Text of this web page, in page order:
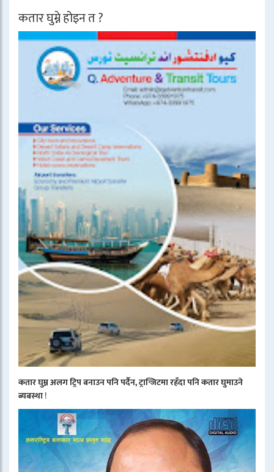
कतार घुम्ने होइन त ?
कतार घुम्न अलग ट्रिप बनाउन पनि पर्दैन, ट्रान्जिटमा रहँदा पनि कतार घुमाउने
ब्यबस्था!